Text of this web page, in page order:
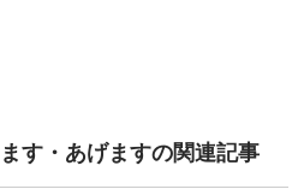
す・あげますの関連記事